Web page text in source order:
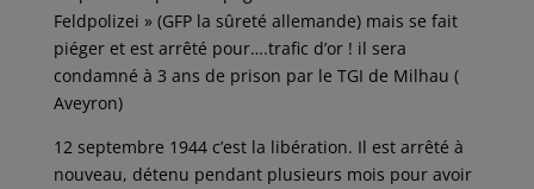
Feldpolizei » (GFP la sûreté allemande) mais se fait
piéger et est arrêté pour….trafic d’or ! il sera
condamné à 3 ans de prison par le TGI de Milhau (
Aveyron)
12 septembre 1944 c’est la libération. Il est arrêté à
nouveau, détenu pendant plusieurs mois pour avoir